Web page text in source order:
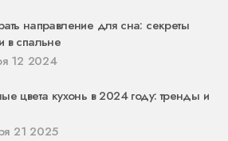
направление для сна: секреты
в спальне
12 2024
цвета кухонь в 2024 году: тренды и
21 2025